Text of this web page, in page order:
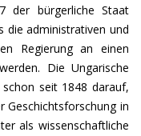
der bürgerliche Staat
die administrativen und
Regierung an einen
Die Ungarische
seit 1848 darauf,
Geschichtsforschung in
als wissenschaftliche